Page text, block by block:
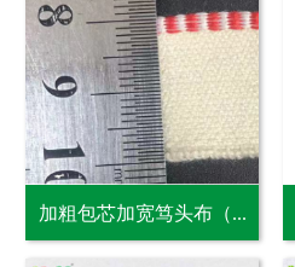
加粗包芯加宽笃头布（...